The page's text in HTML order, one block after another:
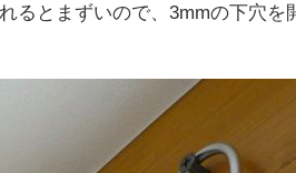
るとまずいので、3mmの下穴を